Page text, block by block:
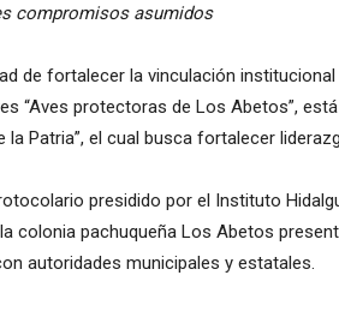
compromisos asumidos
de fortalecer la vinculación
“Aves protectoras de Los Abetos”,
la Patria”, el cual busca fortalecer
presidido por el Instituto
colonia pachuqueña Los Abetos
autoridades municipales y estatales.